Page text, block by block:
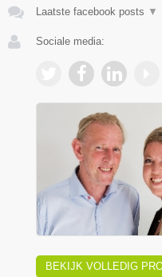
Laatste facebook posts ▼
Sociale media:
BEKIJK VOLLEDIG